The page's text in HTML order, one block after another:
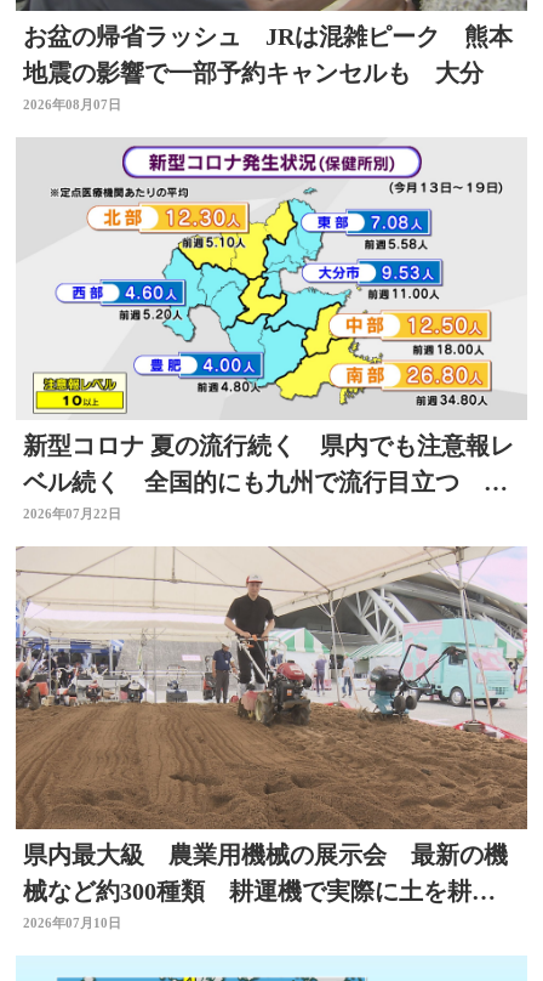
お盆の帰省ラッシュ JRは混雑ピーク 熊本
地震の影響で一部予約キャンセルも 大分
2026年08月07日
新型コロナ 夏の流行続く 県内でも注意報レ
ベル続く 全国的にも九州で流行目立つ 大
分
2026年07月22日
県内最大級 農業用機械の展示会 最新の機
械など約300種類 耕運機で実際に土を耕す
体験も 大分
2026年07月10日